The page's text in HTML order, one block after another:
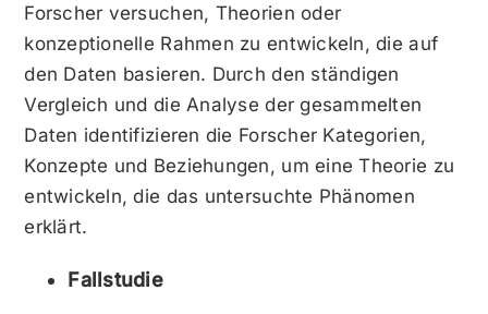
Forscher versuchen, Theorien oder
konzeptionelle Rahmen zu entwickeln, die auf
den Daten basieren. Durch den ständigen
Vergleich und die Analyse der gesammelten
Daten identifizieren die Forscher Kategorien,
Konzepte und Beziehungen, um eine Theorie zu
entwickeln, die das untersuchte Phänomen
erklärt.
Fallstudie